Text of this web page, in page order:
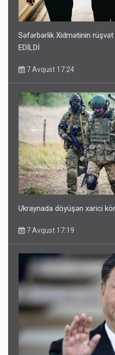
Səfərbərlik Xidmətinin rüşvət
EDİLDİ
7 Avqust 17:24
Ukraynada döyüşən xarici
7 Avqust 17:19